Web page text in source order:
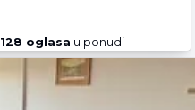
128 oglasa u ponudi